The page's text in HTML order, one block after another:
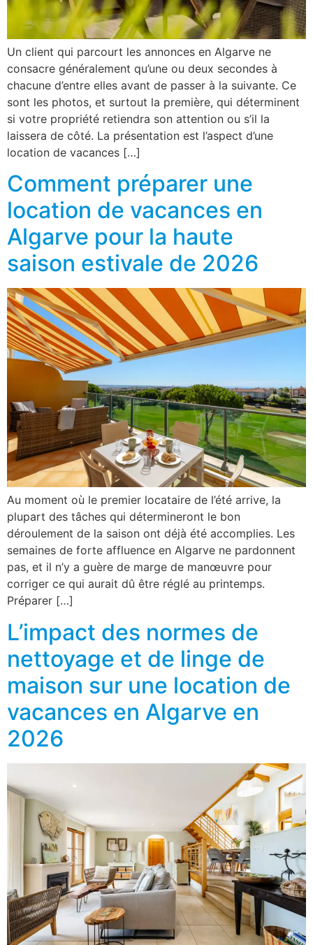
Un client qui parcourt les annonces en Algarve ne
consacre généralement qu’une ou deux secondes à
chacune d’entre elles avant de passer à la suivante. Ce
sont les photos, et surtout la première, qui déterminent
si votre propriété retiendra son attention ou s’il la
laissera de côté. La présentation est l’aspect d’une
location de vacances […]
Comment préparer une
location de vacances en
Algarve pour la haute
saison estivale de 2026
Au moment où le premier locataire de l’été arrive, la
plupart des tâches qui détermineront le bon
déroulement de la saison ont déjà été accomplies. Les
semaines de forte affluence en Algarve ne pardonnent
pas, et il n’y a guère de marge de manœuvre pour
corriger ce qui aurait dû être réglé au printemps.
Préparer […]
L’impact des normes de
nettoyage et de linge de
maison sur une location de
vacances en Algarve en
2026